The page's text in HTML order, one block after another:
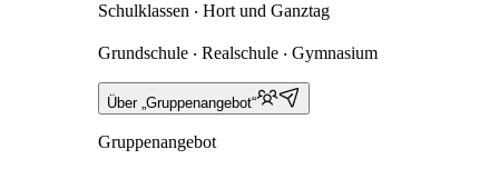
Schulklassen ‧ Hort und Ganztag
Grundschule ‧ Realschule ‧ Gymnasium
Über „Gruppenangebot“
Gruppenangebot